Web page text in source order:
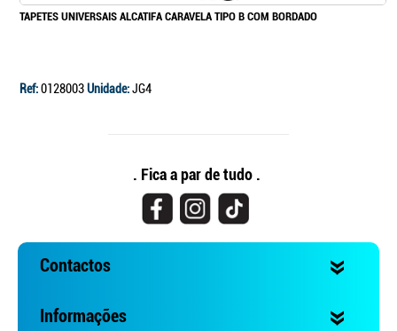
TAPETES UNIVERSAIS ALCATIFA CARAVELA TIPO B COM BORDADO
Ref:0128003Unidade:JG4
. Fica a par de tudo .
Contactos
Informações